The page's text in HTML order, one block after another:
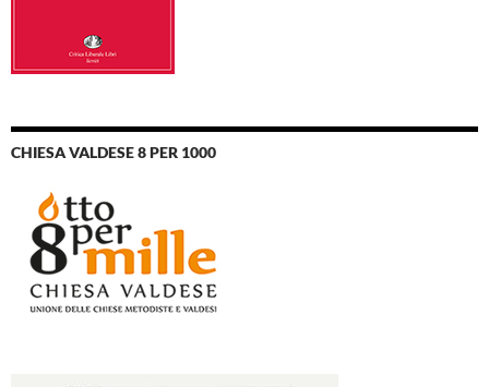
CHIESA VALDESE 8 PER 1000